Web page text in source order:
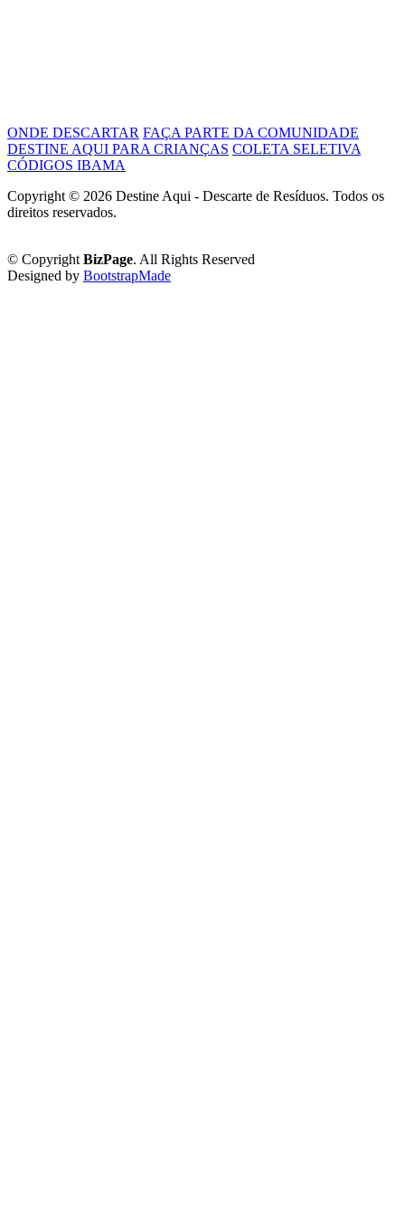
ONDE DESCARTAR FAÇA PARTE DA COMUNIDADE
DESTINE AQUI PARA CRIANÇAS COLETA SELETIVA
CÓDIGOS IBAMA
Copyright © 2026 Destine Aqui - Descarte de Resíduos. Todos os
direitos reservados.
© Copyright BizPage. All Rights Reserved
Designed by BootstrapMade